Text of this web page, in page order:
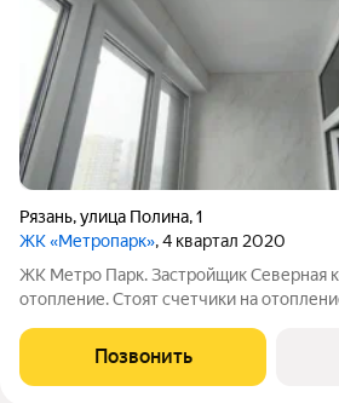
Рязань,улица Полина,1
ЖК «Метропарк», 4 квартал 2020
ЖК Метро Парк. Застройщик Северная
отопление. Стоят счетчики на
ламинат. Натяжные потолки. Кухонный
доукомплектован, встроенная
Позвонить